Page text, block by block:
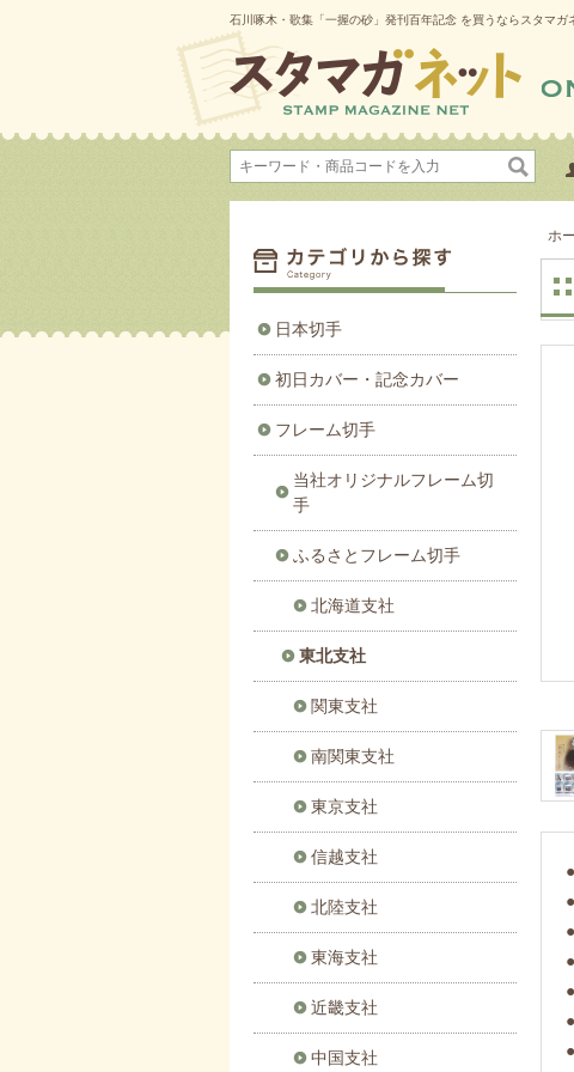
石川啄木・歌集「一握の砂」発刊百年記念 を買うならスタマガ
ホ
日本切手
初日カバー・記念カバー
フレーム切手
当社オリジナルフレーム切
手
ふるさとフレーム切手
北海道支社
東北支社
関東支社
南関東支社
東京支社
信越支社
北陸支社
東海支社
近畿支社
中国支社